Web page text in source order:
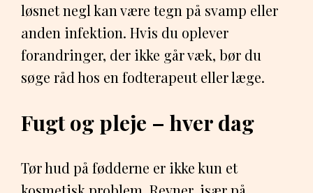
løsnet negl kan være tegn på svamp eller
anden infektion. Hvis du oplever
forandringer, der ikke går væk, bør du
søge råd hos en fodterapeut eller læge.
Fugt og pleje – hver dag
Tør hud på fødderne er ikke kun et